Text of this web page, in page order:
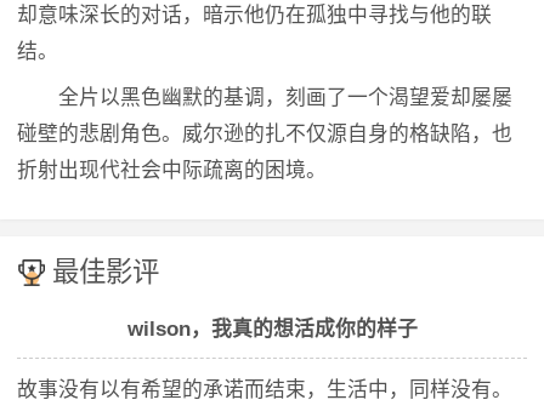
却意味深长的对话，暗示他仍在孤独中寻找与他的联
结。
全片以黑色幽默的基调，刻画了一个渴望爱却屡屡
碰壁的悲剧角色。威尔逊的扎不仅源自身的格缺陷，也
折射出现代社会中际疏离的困境。
最佳影评
wilson，我真的想活成你的样子
故事没有以有希望的承诺而结束，生活中，同样没有。